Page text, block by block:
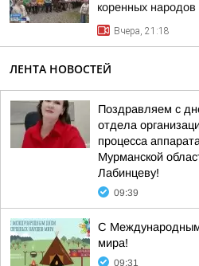
коренных народов
Вчера, 21:18
ЛЕНТА НОВОСТЕЙ
Поздравляем с
отдела
процесса
Мурманской
Лабинцеву!
09:39
С
мира!
09:31